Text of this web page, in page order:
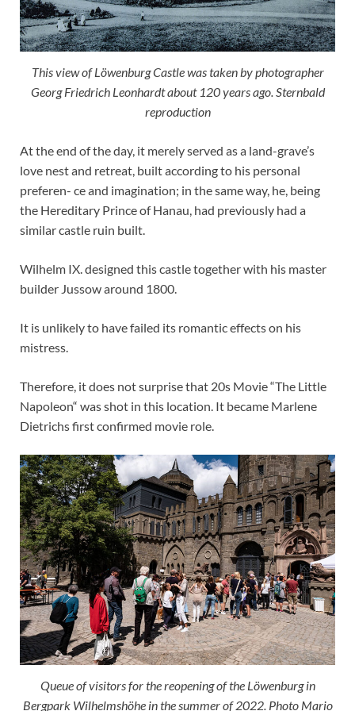
This view of Löwenburg Castle was taken by photographer
Georg Friedrich Leonhardt about 120 years ago. Sternbald
reproduction
At the end of the day, it merely served as a land-grave’s
love nest and retreat, built according to his personal
preferen- ce and imagination; in the same way, he, being
the Hereditary Prince of Hanau, had previously had a
similar castle ruin built.
Wilhelm IX. designed this castle together with his master
builder Jussow around 1800.
It is unlikely to have failed its romantic effects on his
mistress.
Therefore, it does not surprise that 20s Movie “The Little
Napoleon“ was shot in this location. It became Marlene
Dietrichs first confirmed movie role.
Queue of visitors for the reopening of the Löwenburg in
Bergpark Wilhelmshöhe in the summer of 2022. Photo Mario